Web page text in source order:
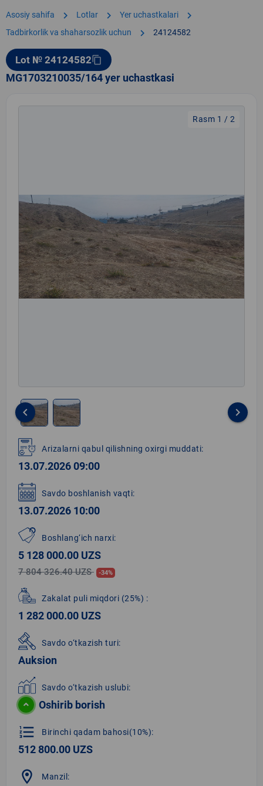
Asosiy sahifa chevron_right Lotlar chevron_right Yer uchastkalari chevron_right
Tadbirkorlik va shaharsozlik uchun chevron_right 24124582
Lot № 24124582content_copy
MG1703210035/164 yer uchastkasi
Rasm 1 / 2
1
of
2
keyboard_arrow_left keyboard_arrow_right
Arizalarni qabul qilishning oxirgi muddati:
13.07.2026 09:00
Savdo boshlanish vaqti:
13.07.2026 10:00
Boshlang‘ich narxi:
5 128 000.00 UZS
7 804 326.40 UZS -34%
Zakalat puli miqdori (25%) :
1 282 000.00 UZS
Savdo o‘tkazish turi:
Auksion
Savdo o‘tkazish uslubi:
Oshirib borish
format_list_numbered Birinchi qadam bahosi(10%):
512 800.00 UZS
location_on Manzil: